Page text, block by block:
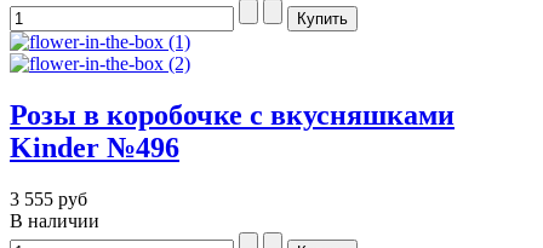
Розы в коробочке с вкусняшками
Kinder №496
3 555 руб
В наличии